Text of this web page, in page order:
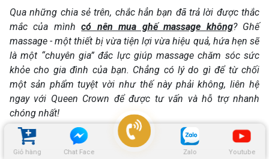
Giỏ hàng Chat Face Zalo Youtube
Qua những chia sẻ trên, chắc hẳn bạn đã trả lời được thắc
mắc của mìnhcó nên mua ghế massage không? Ghế
massage - một thiết bị vừa tiện lợi vừa hiệu quả, hứa hẹn sẽ
là một “chuyên gia” đắc lực giúp massage chăm sóc sức
khỏe cho gia đình của bạn. Chẳng có lý do gì để từ chối
một sản phẩm tuyệt vời như thế này phải không, liên hệ
ngay với Queen Crown để được tư vấn và hỗ trợ nhanh
chóng nhất!